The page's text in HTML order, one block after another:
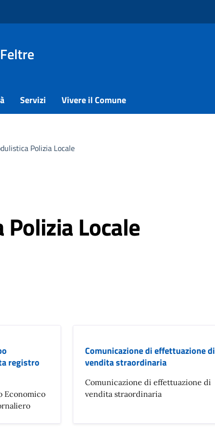
Servizi Vivere il Comune
Polizia Locale
Locale
registro
Economico
Comunicazione di effettuazione di
vendita straordinaria
Comunicazione di effettuazione di
vendita straordinaria